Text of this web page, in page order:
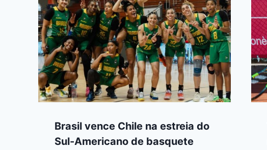
Brasil vence Chile na estreia do
Sul-Americano de basquete